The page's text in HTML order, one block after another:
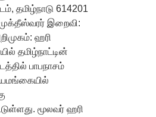
தமிழ்நாடு 614201
இறைவி:
ஹரி
தமிழ்நாட்டின்
பாபநாசம்
மூலவர் ஹரி